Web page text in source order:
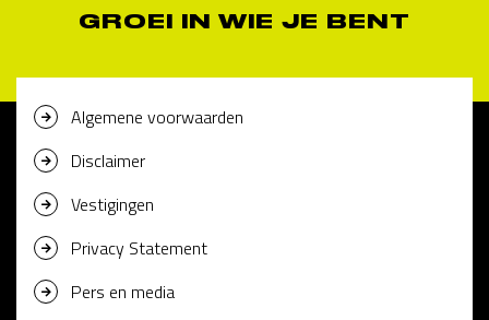
GROEI IN WIE JE BENT
Algemene voorwaarden
Disclaimer
Vestigingen
Privacy Statement
Pers en media